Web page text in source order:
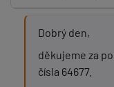
Dobrý den,
děkujeme za
čísla 64677.